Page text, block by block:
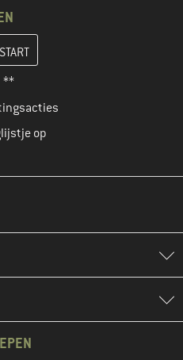
in de volgende stap je
**
op